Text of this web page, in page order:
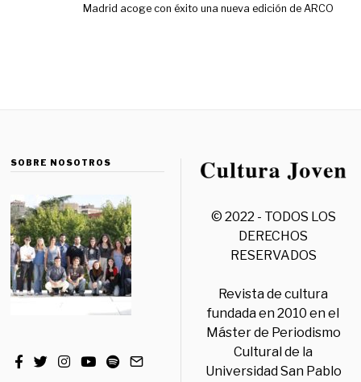
Madrid acoge con éxito una nueva edición de ARCO
SOBRE NOSOTROS
© 2022 - TODOS LOS
DERECHOS
RESERVADOS
Revista de cultura
fundada en 2010 en el
Máster de Periodismo
Cultural de la
Universidad San Pablo